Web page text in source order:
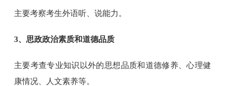
主要考察考生外语听、说能力。
3、思政政治素质和道德品质
主要考查专业知识以外的思想品质和道德修养、心理健
康情况、人文素养等。